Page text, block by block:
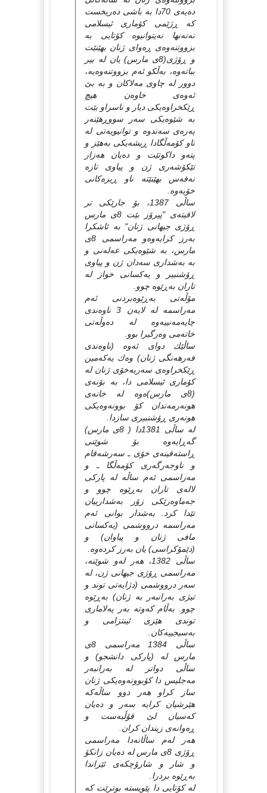
ده‌یه‌ی 70دا به‌ باشی ده‌ریخست
كه‌ ڕژێمی كۆماری ئیسلامی
نه‌ته‌نها نه‌یتوانیوه‌ كۆتایی به‌
بزووتنه‌وه‌ی ڕه‌وای ژنان بهێنێت
و ڕۆژی(8ی مارس) یان له‌ بیر
بباته‌وه‌، به‌ڵكو ئه‌م بزووتنه‌وه‌یه‌،
دوور له‌ چاوی مه‌لاكان و به‌ بێ‌
ئه‌وه‌ی خاوه‌ن هیچ
ڕێكخراوه‌یكی دیار و ناسراو بێت
به‌ شێوه‌یكی سه‌ر سووڕهێنه‌ر
په‌ره‌ی سه‌ندوه‌ و توانیویه‌تی له‌
ناو كۆمه‌ڵگادا ڕیشه‌یكی به‌هێز و
پته‌و داكوتێت و ده‌یان هه‌زار
تێكۆشه‌ری ژن و پیاوی تازه‌
نه‌فه‌س بهێنێته‌ ناو ڕیزه‌كانی
خۆیه‌وه‌.
ساڵی 1387، بۆ جارێكی تر
لافیته‌ی "پیرۆز بێت 8ی مارس
ڕۆژی جیهانی ژنان" به‌ ئاشكرا
به‌رز كرایه‌وه‌و مه‌راسمی 8ی
مارس، به‌ شێوه‌یكی عه‌له‌نی و
به‌ به‌شداری سه‌دان ژن و پیاوی
ڕۆشنبیر و یه‌كسانی خواز له‌
تاران به‌ڕێوه‌ چوو.
مۆڵه‌تی به‌ڕێوه‌بردنی ئه‌م
مه‌راسمه‌ له‌ لایه‌ن 3 ناوه‌ندی
چاپه‌مه‌نییه‌وه‌ له‌ ده‌وڵه‌تی
خاته‌می وه‌رگیرا بوو.
ساڵێك دوای ئه‌وه‌ (ناوه‌ندی
فه‌رهه‌نگی ژنان) وه‌ك یه‌كه‌مین
ڕێكخراوه‌ی سه‌ربه‌خۆی ژنان له‌
كۆماری ئیسلامی دا، به‌ بۆنه‌ی
(8ی مارس)ه‌وه‌ له‌ خانه‌ی
هونه‌رمه‌ندان كۆ بوونه‌وه‌یكی
هونه‌ری ڕۆشنبیری سازدا.
له‌ ساڵی 1381دا ( 8ی مارس)
گه‌ڕایه‌وه‌ بۆ شوێنی
ڕاسته‌قینه‌ی خۆی ـ سه‌رشه‌قام
و ناوجه‌رگه‌ری كۆمه‌ڵگا ـ و
مه‌راسمی ئه‌م ساڵه‌ له‌ پاركی
لاله‌ی تاران به‌ڕێوه‌ چوو و
جه‌ماوه‌رێكی زۆر به‌شدارییان
تێدا كرد. به‌شدار بوانی ئه‌م
مه‌راسمه‌ درووشمی (یه‌كسانی
مافی ژنان و پیاوان) و
(دێمۆكراسی) یان به‌رز كرده‌وه‌.
ساڵی 1382، هه‌ر له‌و شوێنه‌،
مه‌راسمی ڕۆژی جیهانی ژن، له‌
سه‌ر درووشمی (دژایه‌تی توند و
تیژی به‌رانبه‌ر به‌ ژنان) به‌ڕێوه‌
چوو. به‌ڵام كه‌وته‌ به‌ر په‌لاماری
توندی هێزی ئینتزامی و
به‌سیجییه‌كان.
ساڵی 1384 مه‌راسمی 8ی
مارس له‌ (پاركی دانشجو) و
ساڵی دواتر له‌ به‌رانبه‌ر
مه‌جلیس دا كۆبوونه‌وه‌یكی ژنان
ساز كراو هه‌ر دوو ساڵه‌كه‌
هێرشیان كرایه‌ سه‌ر و ده‌یان
كه‌سیان لێ قۆڵبه‌ست و
ڕه‌وانه‌ی زیندان كران.
هه‌ر له‌م ساڵانه‌دا مه‌راسمی
ڕۆژی 8ی مارس له‌ ده‌یان زانكۆ
و شار و شارۆچكه‌ی ئێراندا
به‌ڕێوه‌ بردرا.
له‌ كۆتایی دا پێویسته‌ بوترێت كه‌